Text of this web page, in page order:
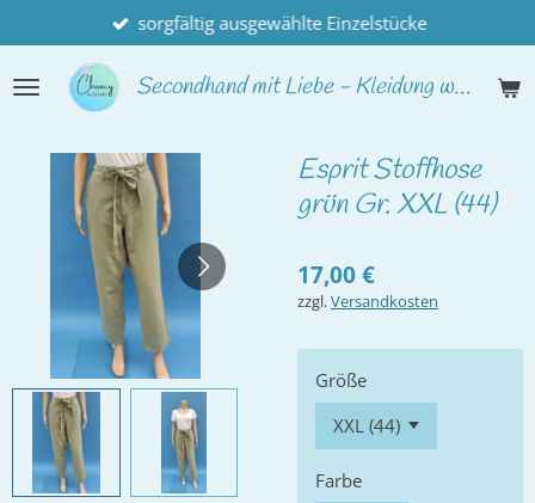
Hauptinhalt
springen
Secondhandmit Liebe - Kleidung wie neu
sorgfältig ausgewählte Einzelstücke
Esprit Stoffhose
grün Gr. XXL (44)
17,00 €
zzgl.Versandkosten
Größe
Farbe